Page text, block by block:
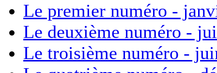
Le premier numéro -
Le deuxième numéro -
Le troisième numéro -